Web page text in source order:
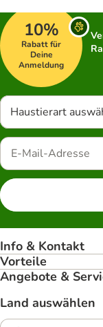
10%
Rabatt für
Deine
Anmeldung
Haustierart
Info & Kontakt
Vorteile
Angebote &
Land auswählen